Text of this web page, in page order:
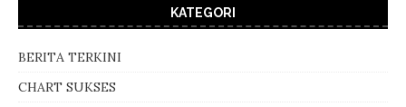
KATEGORI
BERITA TERKINI
CHART SUKSES